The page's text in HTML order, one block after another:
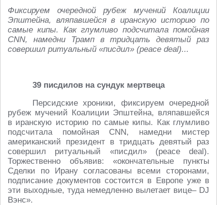
Фиксируем очередной рубеж мучений Коалиции
Эпштейна, вляпавшейся в иранскую историю по
самые кипы. Как глумливо подсчитала помойная
CNN, намедни Трамп в тридцать девятый раз
совершил ритуальный «писдил» (peace deal)...
39 писдилов на сундук мертвеца
Персидские хроники, фиксируем очередной
рубеж мучений Коалиции Эпштейна, вляпавшейся
в иранскую историю по самые кипы. Как глумливо
подсчитала помойная CNN, намедни мистер
американский президент в тридцать девятый раз
совершил ритуальный «писдил» (peace deal).
Торжественно объявив: «окончательные пункты
Сделки по Ирану согласованы всеми сторонами,
подписание документов состоится в Европе уже в
эти выходные, туда немедленно вылетает вице– DJ
Вэнс».